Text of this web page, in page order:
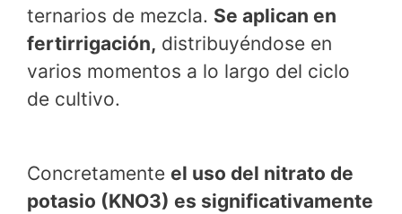
ternarios de mezcla. Se aplican en
fertirrigación, distribuyéndose en
varios momentos a lo largo del ciclo
de cultivo.
Concretamente el uso del nitrato de
potasio (KNO3) es significativamente